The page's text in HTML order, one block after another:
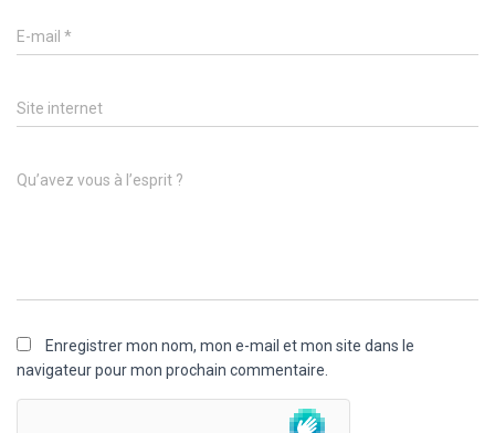
E-mail *
Site internet
Qu’avez vous à l’esprit ?
Enregistrer mon nom, mon e-mail et mon site dans le
navigateur pour mon prochain commentaire.